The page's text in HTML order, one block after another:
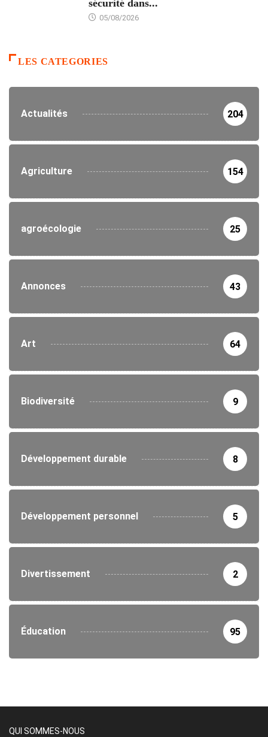
sécurité dans...
05/08/2026
LES CATEGORIES
Actualités 204
Agriculture 154
agroécologie 25
Annonces 43
Art 64
Biodiversité 9
Développement durable 8
Développement personnel 5
Divertissement 2
Éducation 95
QUI SOMMES-NOUS